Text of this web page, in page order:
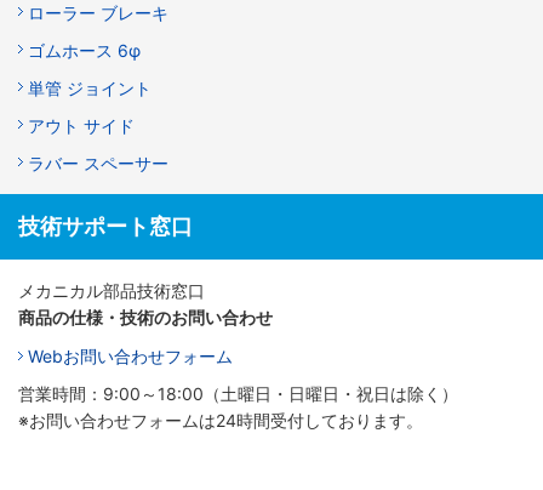
ローラー ブレーキ
ゴムホース 6φ
単管 ジョイント
アウト サイド
ラバー スペーサー
技術サポート窓口
メカニカル部品技術窓口
商品の仕様・技術のお問い合わせ
Webお問い合わせフォーム
営業時間：9:00～18:00（土曜日・日曜日・祝日は除く）
※お問い合わせフォームは24時間受付しております。